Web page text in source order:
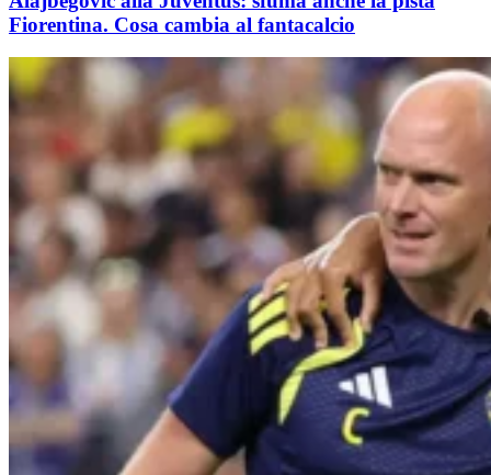
Fiorentina. Cosa cambia al fantacalcio